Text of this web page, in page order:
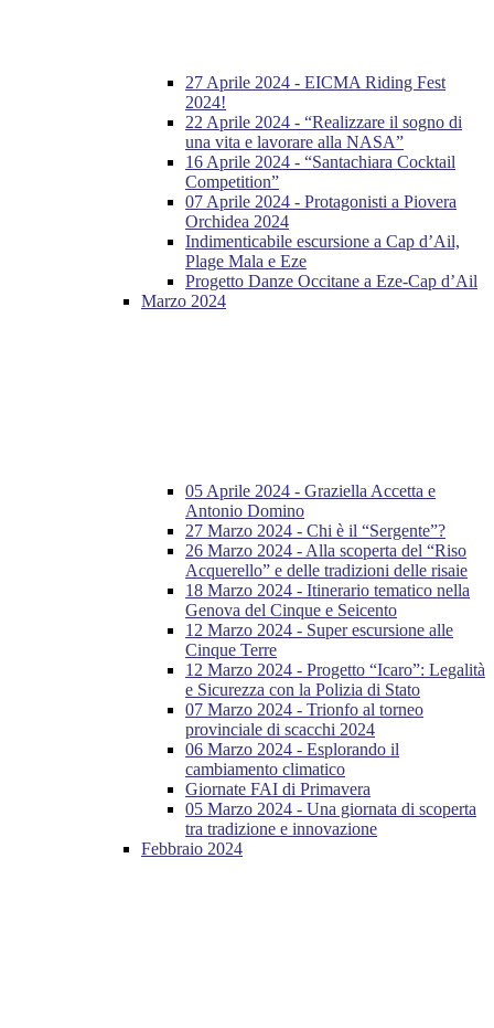
27 Aprile 2024 - EICMA Riding Fest
2024!
22 Aprile 2024 - “Realizzare il sogno di
una vita e lavorare alla NASA”
16 Aprile 2024 - “Santachiara Cocktail
Competition”
07 Aprile 2024 - Protagonisti a Piovera
Orchidea 2024
Indimenticabile escursione a Cap d’Ail,
Plage Mala e Eze
Progetto Danze Occitane a Eze-Cap d’Ail
Marzo 2024
05 Aprile 2024 - Graziella Accetta e
Antonio Domino
27 Marzo 2024 - Chi è il “Sergente”?
26 Marzo 2024 - Alla scoperta del “Riso
Acquerello” e delle tradizioni delle risaie
18 Marzo 2024 - Itinerario tematico nella
Genova del Cinque e Seicento
12 Marzo 2024 - Super escursione alle
Cinque Terre
12 Marzo 2024 - Progetto “Icaro”: Legalità
e Sicurezza con la Polizia di Stato
07 Marzo 2024 - Trionfo al torneo
provinciale di scacchi 2024
06 Marzo 2024 - Esplorando il
cambiamento climatico
Giornate FAI di Primavera
05 Marzo 2024 - Una giornata di scoperta
tra tradizione e innovazione
Febbraio 2024